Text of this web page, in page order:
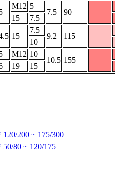
5
M12 5
7.5 90
15 7.5
15
7.5
9.2 115
10
5 M12 10
10.5 155
19 15
200 ~ 175/300
80 ~ 120/175